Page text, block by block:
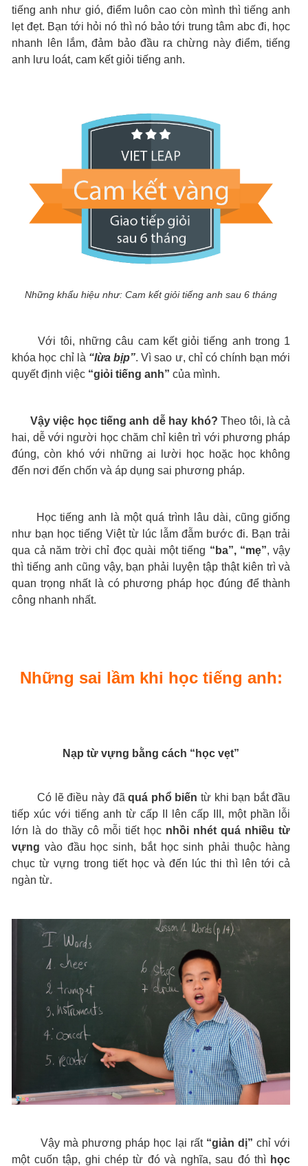
tiếng anh như gió, điểm luôn cao còn mình thì tiếng anh
lẹt đẹt. Bạn tới hỏi nó thì nó bảo tới trung tâm abc đi, học
nhanh lên lắm, đảm bảo đầu ra chừng này điểm, tiếng
anh lưu loát, cam kết giỏi tiếng anh.
Những khẩu hiệu như: Cam kết giỏi tiếng anh sau 6 tháng
Với tôi, những câu cam kết giỏi tiếng anh trong 1
khóa học chỉ là “lừa bịp”. Vì sao ư, chỉ có chính bạn mới
quyết định việc “giỏi tiếng anh” của mình.
Vậy việc học tiếng anh dễ hay khó? Theo tôi, là cả
hai, dễ với người học chăm chỉ kiên trì với phương pháp
đúng, còn khó với những ai lười học hoặc học không
đến nơi đến chốn và áp dụng sai phương pháp.
Học tiếng anh là một quá trình lâu dài, cũng giống
như bạn học tiếng Việt từ lúc lẫm đẫm bước đi. Bạn trải
qua cả năm trời chỉ đọc quài một tiếng “ba”, “mẹ”, vậy
thì tiếng anh cũng vậy, bạn phải luyện tập thật kiên trì và
quan trọng nhất là có phương pháp học đúng để thành
công nhanh nhất.
Những sai lầm khi học tiếng anh:
Nạp từ vựng bằng cách “học vẹt”
Có lẽ điều này đãquá phổ biến từ khi bạn bắt đầu
tiếp xúc với tiếng anh từ cấp II lên cấp III, một phần lỗi
lớn là do thầy cô mỗi tiết học nhồi nhét quá nhiều từ
vựng vào đầu học sinh, bắt học sinh phải thuộc hàng
chục từ vựng trong tiết học và đến lúc thi thì lên tới cả
ngàn từ.
Vậy mà phương pháp học lại rất “giản dị” chỉ với
một cuốn tập, ghi chép từ đó và nghĩa, sau đó thì học